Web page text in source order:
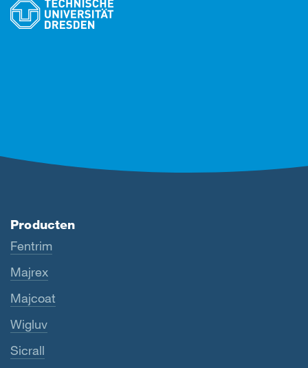
Producten
Fentrim
Majrex
Majcoat
Wigluv
Sicrall